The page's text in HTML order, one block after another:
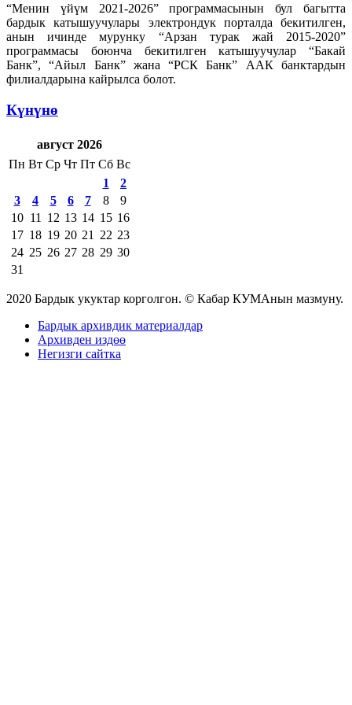
“Менин үйүм 2021-2026” программасынын бул багытта
бардык катышуучулары электрондук порталда бекитилген,
анын ичинде мурунку “Арзан турак жай 2015-2020”
программасы боюнча бекитилген катышуучулар “Бакай
Банк”, “Айыл Банк” жана “РСК Банк” ААК банктардын
филиалдарына кайрылса болот.
Күнүнө
август 2026
Пн Вт Ср Чт Пт Сб Вс
1
2
3
4 5 6 7 8
9
10 11 12 13 14 15 16
17 18 19 20 21 22 23
24 25 26 27 28 29 30
31
2020 Бардык укуктар корголгон. © Кабар КУМАнын мазмуну.
Бардык архивдик материалдар
Архивден издөө
Негизги сайтка